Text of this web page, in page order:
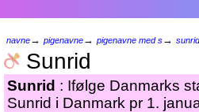
navne→ pigenavne→ pigenavne med s→ sunrid
Sunrid
Sunrid : Ifølge Danmarks
Sunrid i Danmark pr 1.